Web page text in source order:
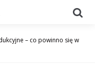
– co powinno się w